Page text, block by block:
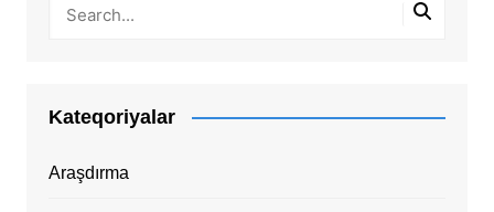
Kateqoriyalar
Araşdırma